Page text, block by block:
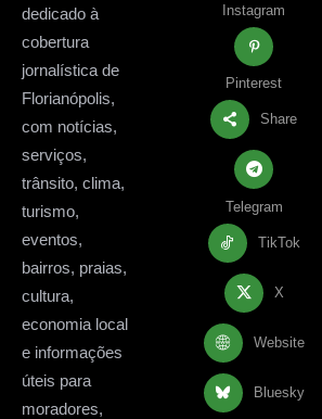
dedicado à
cobertura
jornalística de
Florianópolis,
com notícias,
serviços,
trânsito, clima,
turismo,
eventos,
bairros, praias,
cultura,
economia local
e informações
úteis para
moradores,
Instagram
Pinterest
Share
Telegram
TikTok
X
Website
Bluesky